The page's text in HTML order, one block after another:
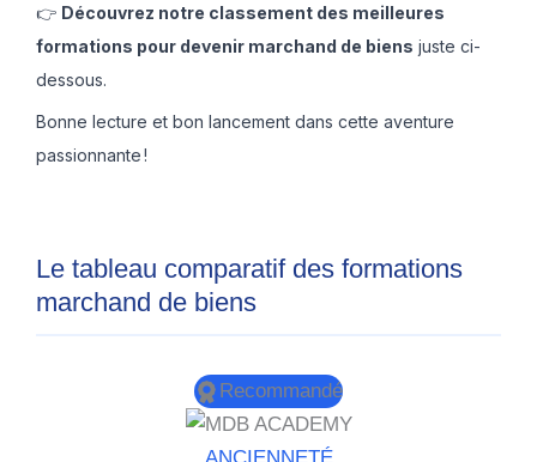
👉 Découvrez notre classement des meilleures
formations pour devenir marchand de biens juste ci-
dessous.
Bonne lecture et bon lancement dans cette aventure
passionnante !
Le tableau comparatif des formations
marchand de biens
Recommandé